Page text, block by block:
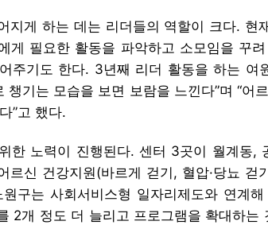
지게 하는 데는 리더들의 역할이 크다. 현
게 필요한 활동을 파악하고 소모임을 꾸
주기도 한다. 3년째 리더 활동을 하는 여
챙기는 모습을 보면 보람을 느낀다”며 “어
”고 했다.
한 노력이 진행된다. 센터 3곳이 월계동,
르신 건강지원(바르게 걷기, 혈압·당뇨 걷
구는 사회서비스형 일자리제도와 연계
2개 정도 더 늘리고 프로그램을 확대하는